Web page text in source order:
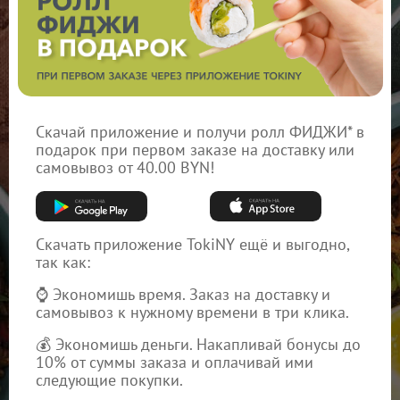
Скачай приложение и получи ролл ФИДЖИ* в
подарок при первом заказе на доставку или
самовывоз от 40.00 BYN!
Скачать приложение TokiNY ещё и выгодно,
так как:
⌚ Экономишь время. Заказ на доставку и
самовывоз к нужному времени в три клика.
💰 Экономишь деньги. Накапливай бонусы до
10% от суммы заказа и оплачивай ими
следующие покупки.